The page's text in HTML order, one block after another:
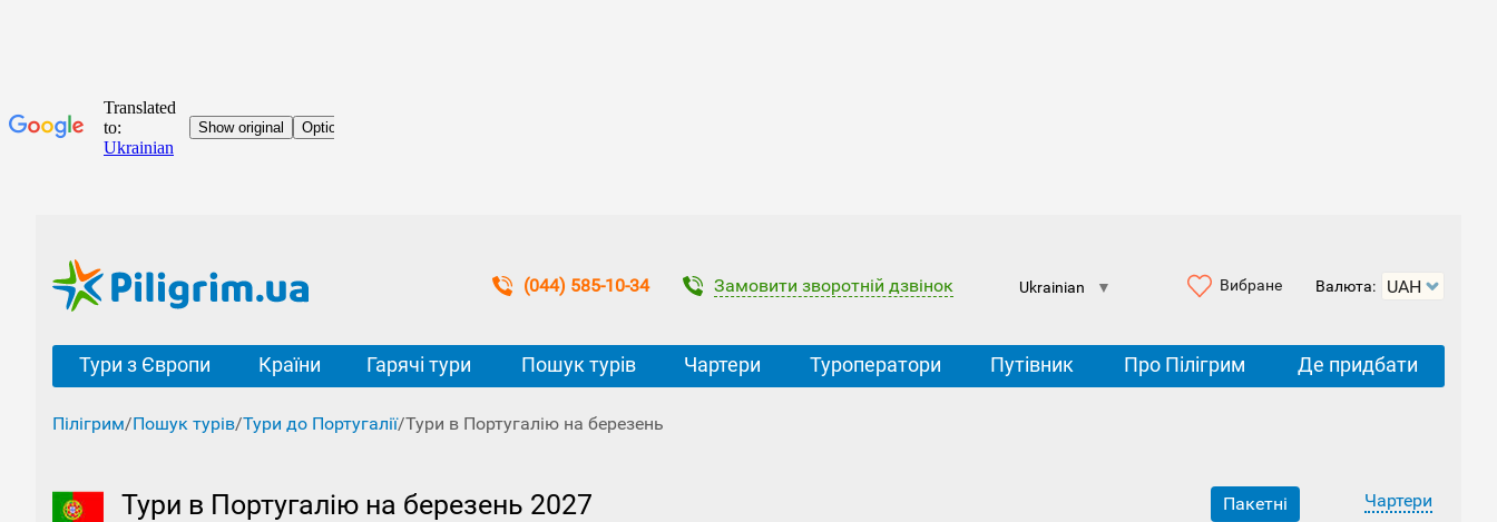
(044) 585-10-34 Замовити зворотній дзвінок Ukrainian ▼ Вибране Валюта:
Тури з Європи Країни Гарячі тури Пошук турів Чартери Туроператори Путівник Про Пілігрим Де придбати
Пілігрим/Пошук турів/Тури до Португалії/Тури в Португалію на березень
Тури в Португалію на березень 2027 Пакетні Чартери